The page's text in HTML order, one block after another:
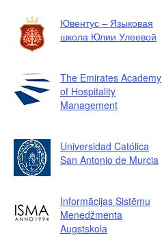
Ювентус – Языковая
школа Юлии Улеевой
The Emirates Academy
of Hospitality
Management
Universidad Católica
San Antonio de Murcia
Informācijas Sistēmu
Menedžmenta
Augstskola